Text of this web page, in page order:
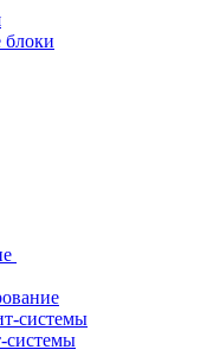
блоки
системы
системы